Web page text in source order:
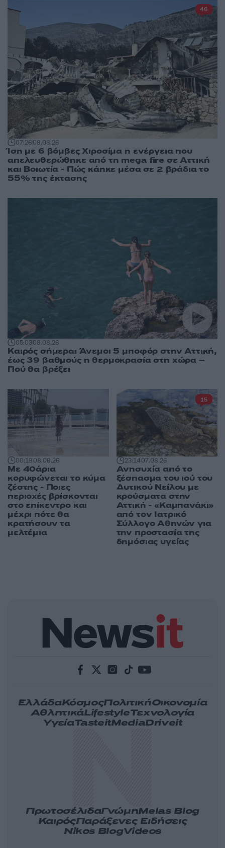
07:2608.08.26
Ίση με 6 βόμβες Χιροσίμα η ενέργεια που
απελευθερώθηκε από τη mega fire σε Αττική
και Βοιωτία - Πώς κάηκε μέσα σε 2 βράδια το
55% της έκτασης
46
05:0308.08.26
Καιρός σήμερα: Άνεμοι 5 μποφόρ στην Αττική,
έως 39 βαθμούς η θερμοκρασία στη χώρα –
Πού θα βρέξει
00:1908.08.26
Με 40άρια
κορυφώνεται το κύμα
ζέστης - Ποιες
περιοχές βρίσκονται
στο επίκεντρο και
μέχρι πότε θα
κρατήσουν τα
μελτέμια
23:1407.08.26
Ανησυχία από το
ξέσπασμα του ιού του
Δυτικού Νείλου με
κρούσματα στην
Αττική - «Καμπανάκι»
από τον Ιατρικό
Σύλλογο Αθηνών για
την προστασία της
δημόσιας υγείας
15
ΕλλάδαΚόσμοςΠολιτικήΟικονομία
ΑθλητικάLifestyleΤεχνολογία
ΥγείαTasteitMediaDriveit
ΠρωτοσέλιδαΓνώμηMelas Blog
ΚαιρόςΠαράξενες Ειδήσεις
Nikos BlogVideos